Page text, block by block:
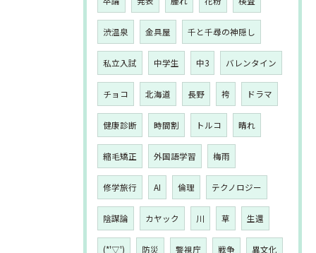
渋温泉 金具屋 千と千尋の神隠し
私立入試 中学生 中3 バレンタイン
チョコ 北海道 長野 袴 ドラマ
健康診断 時間割 トルコ 晴れ
縮毛矯正 外国語学習 梅雨
修学旅行 AI 倫理 テクノロジー
陰謀論 カヤック 川 草 生還
(*'▽') 防災 警視庁 戦争 異文化